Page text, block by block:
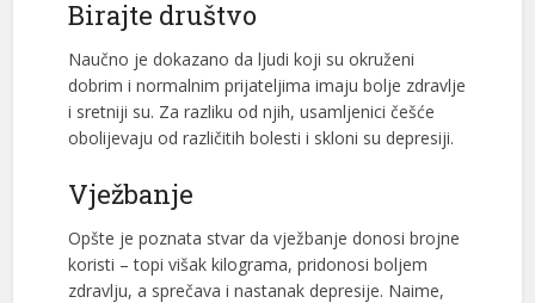
Birajte društvo
Naučno je dokazano da ljudi koji su okruženi
dobrim i normalnim prijateljima imaju bolje zdravlje
i sretniji su. Za razliku od njih, usamljenici češće
obolijevaju od različitih bolesti i skloni su depresiji.
Vježbanje
Opšte je poznata stvar da vježbanje donosi brojne
koristi – topi višak kilograma, pridonosi boljem
zdravlju, a sprečava i nastanak depresije. Naime,